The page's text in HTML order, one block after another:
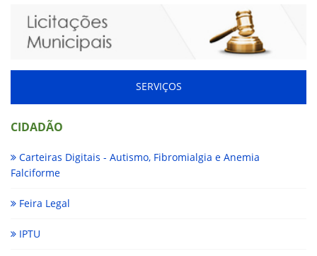
SERVIÇOS
CIDADÃO
Carteiras Digitais - Autismo, Fibromialgia e Anemia
Falciforme
Feira Legal
IPTU